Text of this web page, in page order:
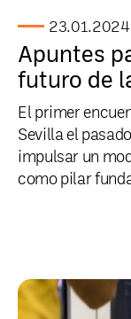
23.01.2024
Apuntes
futuro de
El primer
Sevilla el
impulsar un
como pilar